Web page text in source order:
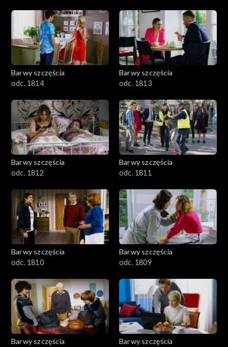
Barwy szczęścia
odc. 1814
Barwy szczęścia
odc. 1813
Barwy szczęścia
odc. 1812
Barwy szczęścia
odc. 1811
Barwy szczęścia
odc. 1810
Barwy szczęścia
odc. 1809
Barwy szczęścia
Barwy szczęścia